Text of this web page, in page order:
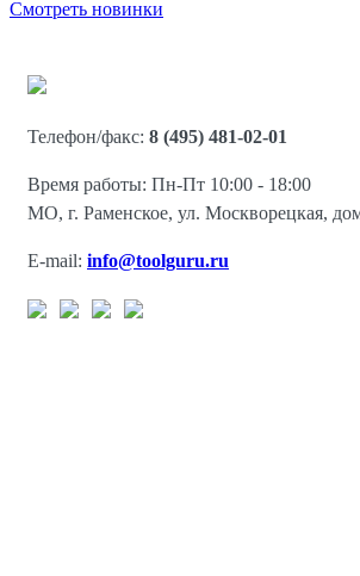
Смотреть новинки
Телефон/факс: 8 (495) 481-02-01
Время работы: Пн-Пт 10:00 - 18:00
МО, г. Раменское, ул. Москворецкая,
E-mail: info@toolguru.ru